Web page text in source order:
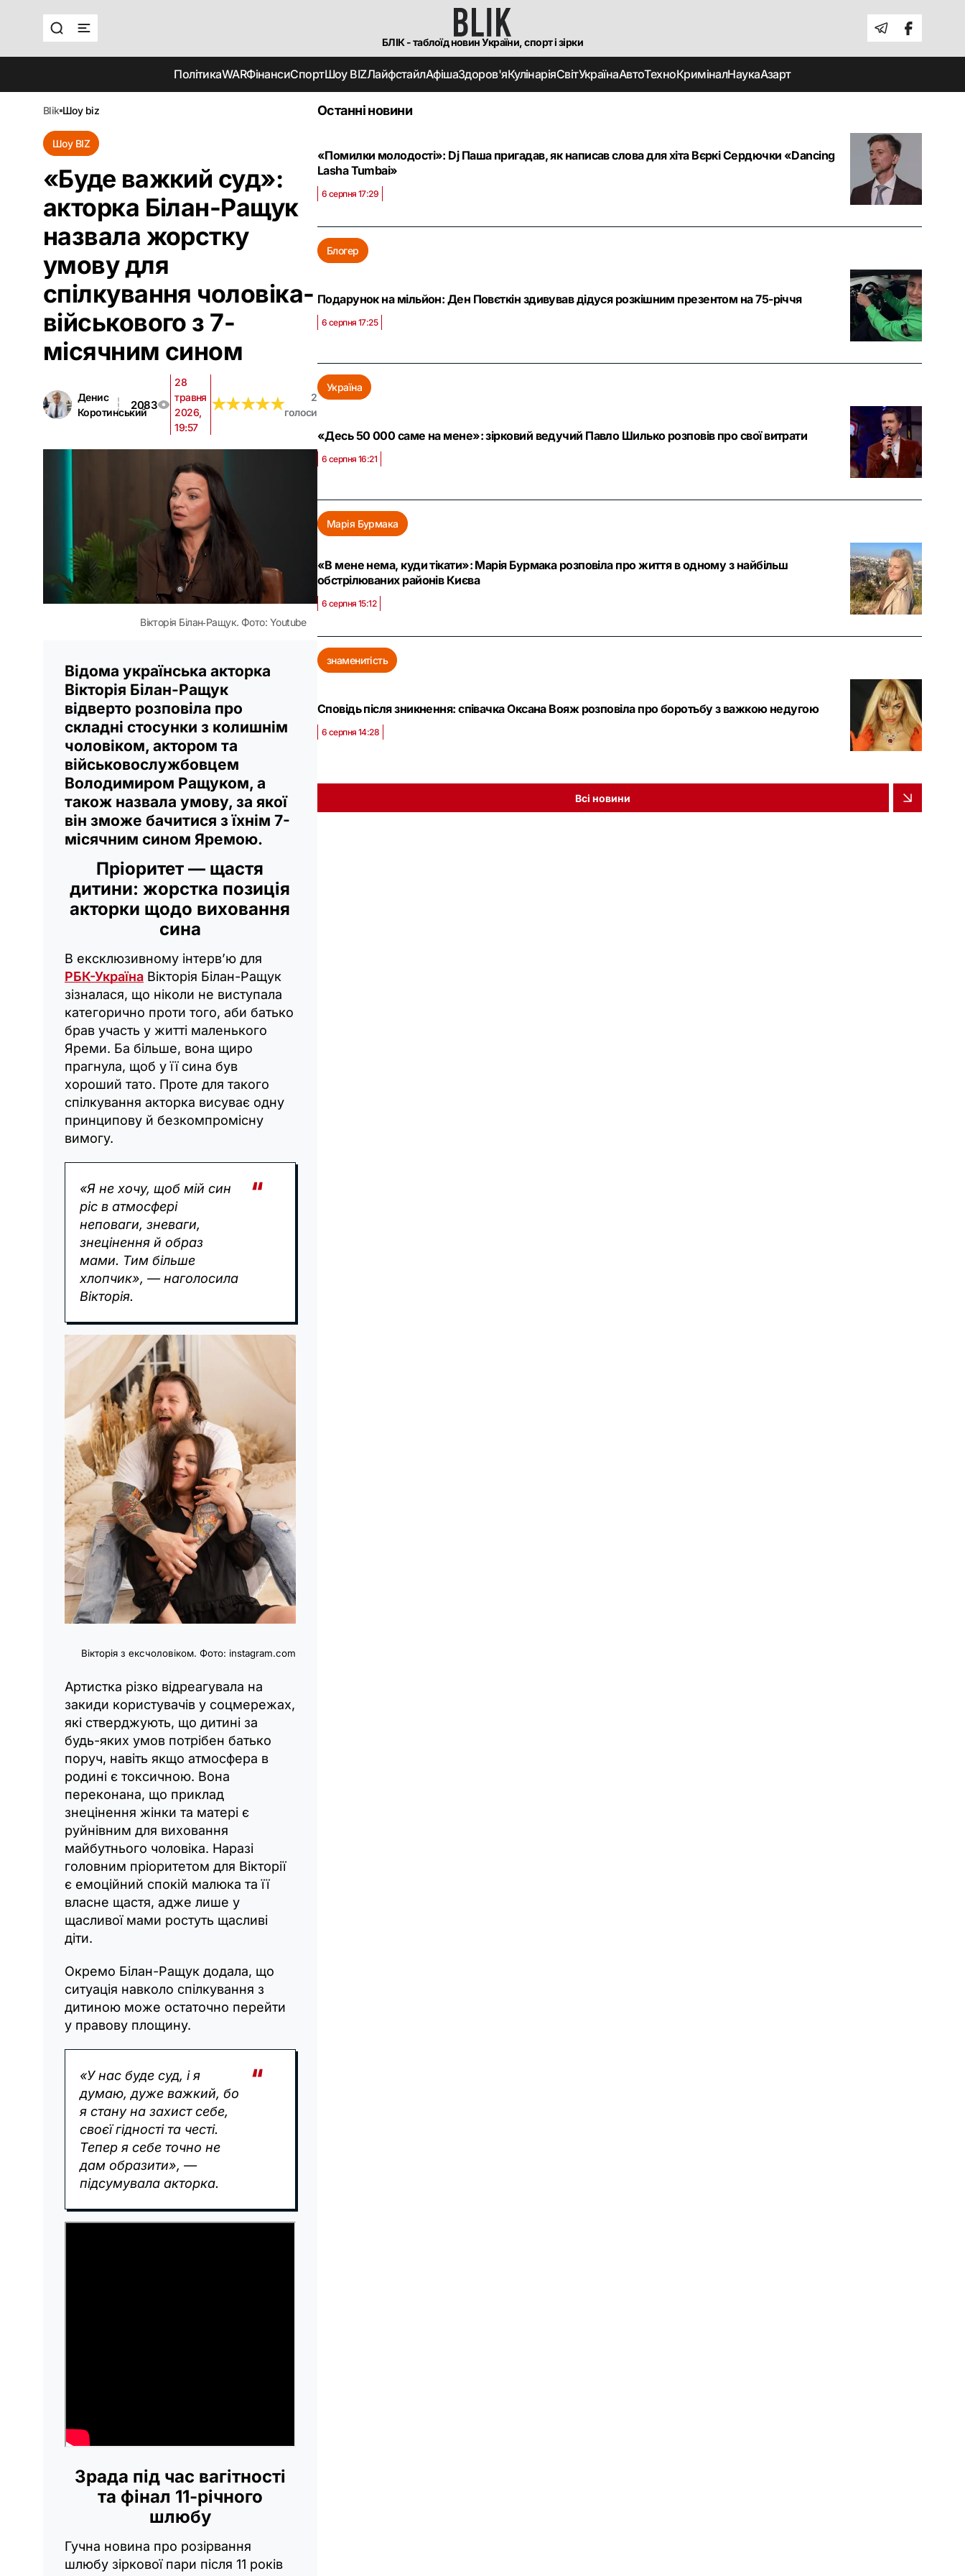
БЛІК - таблоїд новин України, спорт і зірки
ПолітикаWARФінансиСпортШоу BIZЛайфстайлАфішаЗдоров'яКулінаріяСвітУкраїнаАвтоТехноКриміналНаукаАзарт
blik шоу biz
Шоу BIZ
«Буде важкий суд»:
акторка Білан-Ращук
назвала жорстку
умову для
спілкування чоловіка-
військового з 7-
місячним сином
Денис
Коротинський
2083
28
травня
2026,
19:57
★★★★★
★★★★★
2
голоси
Вікторія Білан‑Ращук. Фото: Youtube
Відома українська акторка
Вікторія Білан-Ращук
відверто розповіла про
складні стосунки з колишнім
чоловіком, актором та
військовослужбовцем
Володимиром Ращуком, а
також назвала умову, за якої
він зможе бачитися з їхнім 7-
місячним сином Яремою.
Пріоритет — щастя
дитини: жорстка позиція
акторки щодо виховання
сина
В ексклюзивному інтерв’ю для
РБК-Україна Вікторія Білан-Ращук
зізналася, що ніколи не виступала
категорично проти того, аби батько
брав участь у житті маленького
Яреми. Ба більше, вона щиро
прагнула, щоб у її сина був
хороший тато. Проте для такого
спілкування акторка висуває одну
принципову й безкомпромісну
вимогу.
«Я не хочу, щоб мій син
ріс в атмосфері
неповаги, зневаги,
знецінення й образ
мами. Тим більше
хлопчик», — наголосила
Вікторія.
Вікторія з ексчоловіком. Фото: instagram.com
Артистка різко відреагувала на
закиди користувачів у соцмережах,
які стверджують, що дитині за
будь-яких умов потрібен батько
поруч, навіть якщо атмосфера в
родині є токсичною. Вона
переконана, що приклад
знецінення жінки та матері є
руйнівним для виховання
майбутнього чоловіка. Наразі
головним пріоритетом для Вікторії
є емоційний спокій малюка та її
власне щастя, адже лише у
щасливої мами ростуть щасливі
діти.
Окремо Білан-Ращук додала, що
ситуація навколо спілкування з
дитиною може остаточно перейти
у правову площину.
«У нас буде суд, і я
думаю, дуже важкий, бо
я стану на захист себе,
своєї гідності та честі.
Тепер я себе точно не
дам образити», —
підсумувала акторка.
Зрада під час вагітності
та фінал 11-річного
шлюбу
Гучна новина про розірвання
шлюбу зіркової пари після 11 років
Останні новини
«Помилки молодості»: Dj Паша пригадав, як написав слова для хіта Вєркі Сердючки «Dancing
Lasha Tumbai»
6 серпня 17:29
Блогер
Подарунок на мільйон: Ден Повєткін здивував дідуся розкішним презентом на 75-річчя
6 серпня 17:25
Україна
«Десь 50 000 саме на мене»: зірковий ведучий Павло Шилько розповів про свої витрати
6 серпня 16:21
Марія Бурмака
«В мене нема, куди тікати»: Марія Бурмака розповіла про життя в одному з найбільш
обстрілюваних районів Києва
6 серпня 15:12
знаменитість
Сповідь після зникнення: співачка Оксана Вояж розповіла про боротьбу з важкою недугою
6 серпня 14:28
Всі новини